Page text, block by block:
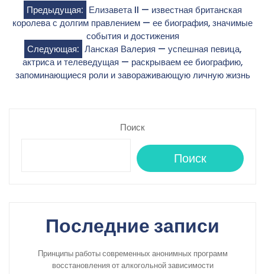
Навигация
по
записям
Предыдущая: Елизавета II — известная британская
королева с долгим правлением — ее биография, значимые
события и достижения
Следующая: Ланская Валерия — успешная певица,
актриса и телеведущая — раскрываем ее биографию,
запоминающиеся роли и завораживающую личную жизнь
Поиск
Поиск
Последние записи
Принципы работы современных анонимных программ
восстановления от алкогольной зависимости